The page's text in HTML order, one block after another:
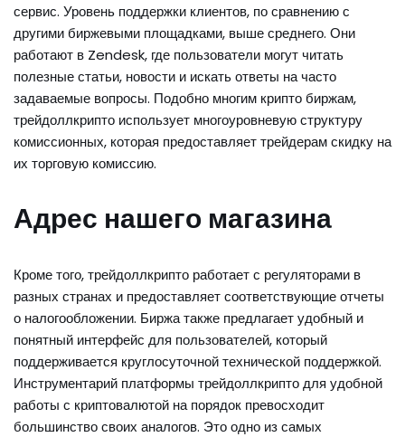
сервис. Уровень поддержки клиентов, по сравнению с
другими биржевыми площадками, выше среднего. Они
работают в Zendesk, где пользователи могут читать
полезные статьи, новости и искать ответы на часто
задаваемые вопросы. Подобно многим крипто биржам,
трейдоллкрипто использует многоуровневую структуру
комиссионных, которая предоставляет трейдерам скидку на
их торговую комиссию.
Адрес нашего магазина
Кроме того, трейдоллкрипто работает с регуляторами в
разных странах и предоставляет соответствующие отчеты
о налогообложении. Биржа также предлагает удобный и
понятный интерфейс для пользователей, который
поддерживается круглосуточной технической поддержкой.
Инструментарий платформы трейдоллкрипто для удобной
работы с криптовалютой на порядок превосходит
большинство своих аналогов. Это одно из самых